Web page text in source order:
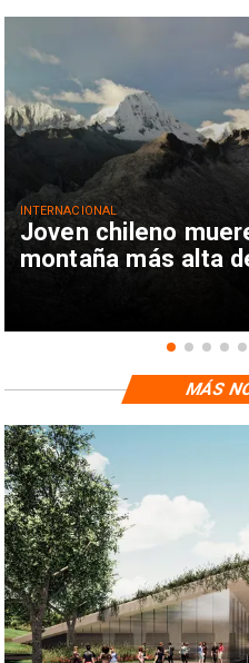
Joven chileno
montaña más alta
INTERNACIONAL
MÁS